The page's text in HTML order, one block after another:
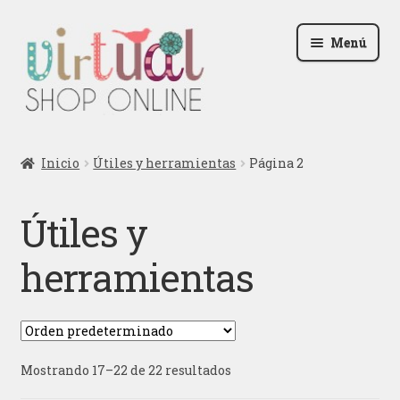
la
navegación
al
contenido
Menú
Contactar
Blog
Iniciar sesión
Inicio Útiles y herramientas Página 2
Útiles y
herramientas
Mostrando 17–22 de 22 resultados